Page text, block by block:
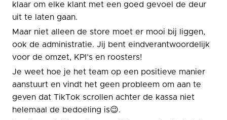
klaar om elke klant met een goed gevoel de deur
uit te laten gaan.
Maar niet alleen de store moet er mooi bij liggen,
ook de administratie. Jij bent eindverantwoordelijk
voor de omzet, KPI’s en roosters!
Je weet hoe je het team op een positieve manier
aanstuurt en vindt het geen probleem om aan te
geven dat TikTok scrollen achter de kassa niet
helemaal de bedoeling is😉.